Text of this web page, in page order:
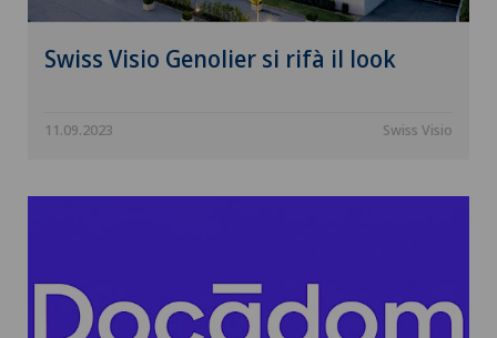
Swiss Visio Genolier si rifà il look
11.09.2023 Swiss Visio